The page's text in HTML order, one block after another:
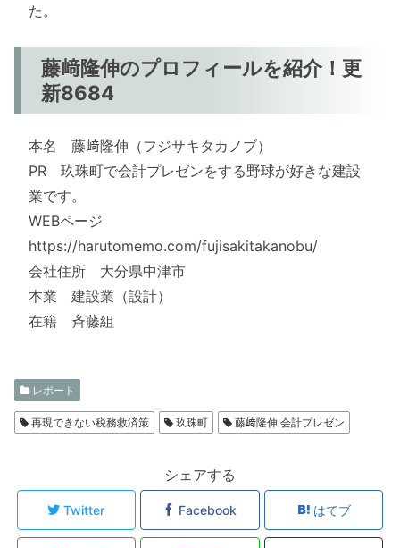
た。
藤﨑隆伸のプロフィールを紹介！更
新8684
本名 藤﨑隆伸（フジサキタカノブ）
PR 玖珠町で会計プレゼンをする野球が好きな建設
業です。
WEBページ
https://harutomemo.com/fujisakitakanobu/
会社住所 大分県中津市
本業 建設業（設計）
在籍 斉藤組
レポート
再現できない税務救済策 玖珠町 藤﨑隆伸 会計プレゼン
シェアする
Twitter Facebook はてブ